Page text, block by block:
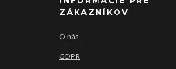
ZÁKAZNÍKOV
O nás
GDPR